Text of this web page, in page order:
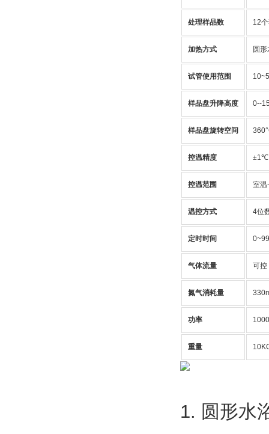
处理样品数 12
加热方式 圆
试管使用范围
样品盘升降高度 0--
样品盘旋转空间
控温精度 ±1℃
控温范围 室
温控方式 4位
定时时间
气体流量 可控
氮气消耗量
功率
重量
1. 圆形水